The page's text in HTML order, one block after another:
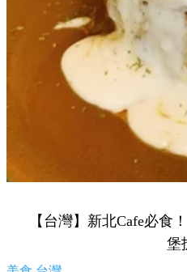
【台灣】新北Cafe必食
堡